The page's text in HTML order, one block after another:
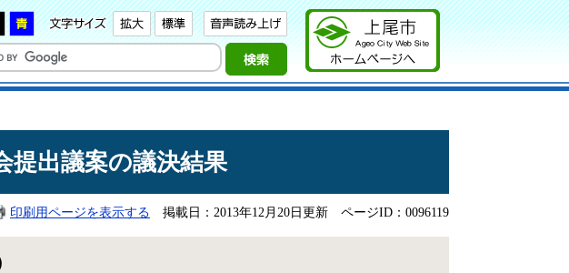
提出議案の議決結果
印刷用ページを表示する 掲載日：2013年12月20日更新 ページID：0096119